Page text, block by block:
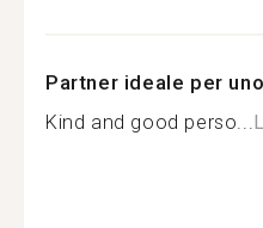
Partner ideale per
Kind and good perso...